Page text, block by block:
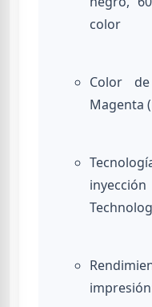
color
Color
Magenta